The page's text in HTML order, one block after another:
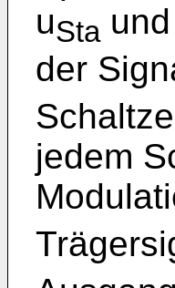
uSta
der
jedem